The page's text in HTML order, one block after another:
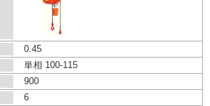
0.45
単相 100-115
900
6